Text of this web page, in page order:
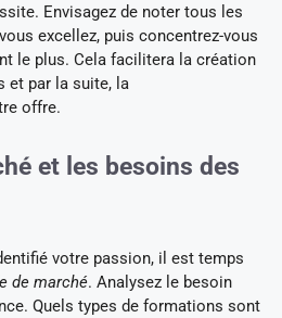
Envisagez de noter tous les
excellez, puis concentrez-vous
le plus. Cela facilitera la création
et par la suite, la
offre.
et les besoins des
votre passion, il est temps
de marché. Analysez le besoin
Quels types de formations sont